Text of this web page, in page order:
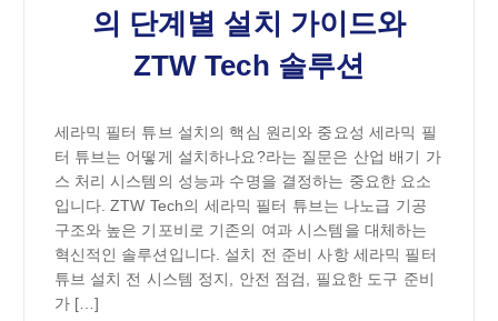
의 단계별 설치 가이드와
ZTW Tech 솔루션
세라믹 필터 튜브 설치의 핵심 원리와 중요성 세라믹 필
터 튜브는 어떻게 설치하나요?라는 질문은 산업 배기 가
스 처리 시스템의 성능과 수명을 결정하는 중요한 요소
입니다. ZTW Tech의 세라믹 필터 튜브는 나노급 기공
구조와 높은 기포비로 기존의 여과 시스템을 대체하는
혁신적인 솔루션입니다. 설치 전 준비 사항 세라믹 필터
튜브 설치 전 시스템 정지, 안전 점검, 필요한 도구 준비
가 […]